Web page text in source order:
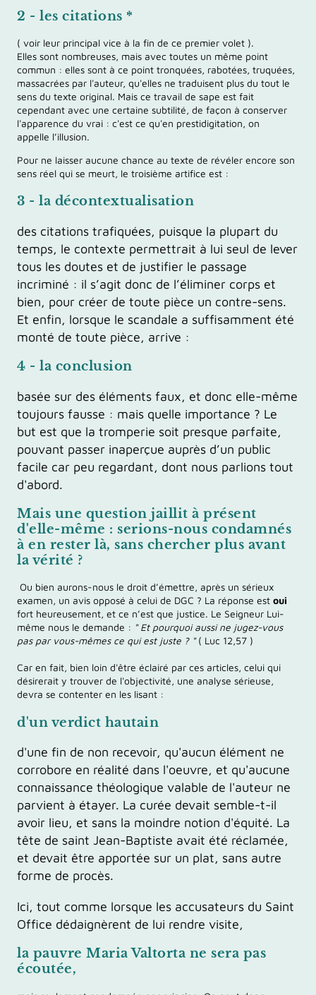
2 - les citations *
( voir leur principal vice à la fin de ce premier volet ).
Elles sont nombreuses, mais avec toutes un même point
commun : elles sont à ce point tronquées, rabotées, truquées,
massacrées par l'auteur, qu'elles ne traduisent plus du tout le
sens du texte original. Mais ce travail de sape est fait
cependant avec une certaine subtilité, de façon à conserver
l'apparence du vrai : c'est ce qu'en prestidigitation, on
appelle l’illusion.
Pour ne laisser aucune chance au texte de révéler encore son
sens réel qui se meurt, le troisième artifice est :
3 - la décontextualisation
des citations trafiquées, puisque la plupart du
temps, le contexte permettrait à lui seul de lever
tous les doutes et de justifier le passage
incriminé : il s’agit donc de l’éliminer corps et
bien, pour créer de toute pièce un contre-sens.
Et enfin, lorsque le scandale a suffisamment été
monté de toute pièce, arrive :
4 - la conclusion
basée sur des éléments faux, et donc elle-même
toujours fausse : mais quelle importance ? Le
but est que la tromperie soit presque parfaite,
pouvant passer inaperçue auprès d’un public
facile car peu regardant, dont nous parlions tout
d'abord.
Mais une question jaillit à présent
d'elle-même : serions-nous condamnés
à en rester là, sans chercher plus avant
la vérité ?
Ou bien aurons-nous le droit d’émettre, après un sérieux
examen, un avis opposé à celui de DGC ? La réponse est oui
fort heureusement, et ce n’est que justice. Le Seigneur Lui-
même nous le demande : " Et pourquoi aussi ne jugez-vous
pas par vous-mêmes ce qui est juste ? "( Luc 12,57 )
Car en fait, bien loin d'être éclairé par ces articles, celui qui
désirerait y trouver de l'objectivité, une analyse sérieuse,
devra se contenter en les lisant :
d'un verdict hautain
d'une fin de non recevoir, qu'aucun élément ne
corrobore en réalité dans l'oeuvre, et qu'aucune
connaissance théologique valable de l'auteur ne
parvient à étayer. La curée devait semble-t-il
avoir lieu, et sans la moindre notion d'équité. La
tête de saint Jean-Baptiste avait été réclamée,
et devait être apportée sur un plat, sans autre
forme de procès.
Ici, tout comme lorsque les accusateurs du Saint
Office dédaignèrent de lui rendre visite,
la pauvre Maria Valtorta ne sera pas
écoutée,